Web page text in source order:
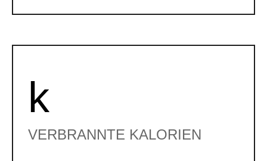
k
VERBRANNTE KALORIEN